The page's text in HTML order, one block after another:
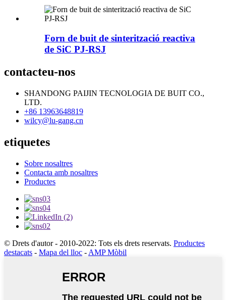
Forn de buit de sinterització reactiva
de SiC PJ-RSJ
contacteu-nos
SHANDONG PAIJIN TECNOLOGIA DE BUIT CO.,
LTD.
+86 13963648819
wilcy@lu-gang.cn
etiquetes
Sobre nosaltres
Contacta amb nosaltres
Productes
© Drets d'autor - 2010-2022: Tots els drets reservats. Productes
destacats - Mapa del lloc - AMP Mòbil